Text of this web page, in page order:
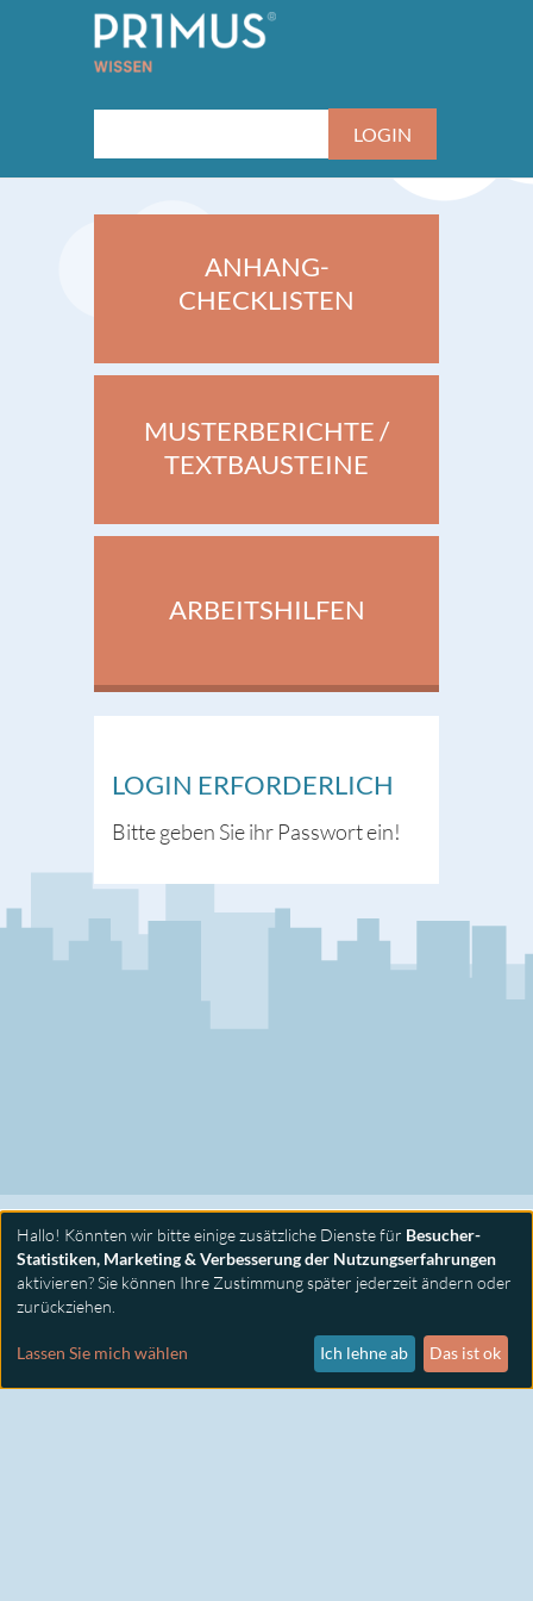
ANHANG-
CHECKLISTEN
MUSTERBERICHTE /
TEXTBAUSTEINE
ARBEITSHILFEN
LOGIN ERFORDERLICH
Bitte geben Sie ihr Passwort ein!
KONTAKT
Hallo! Könnten wir bitte einige zusätzliche Dienste für Besucher-
Statistiken, Marketing & Verbesserung der Nutzungserfahrungen
aktivieren? Sie können Ihre Zustimmung später jederzeit ändern oder
zurückziehen.
Lassen Sie mich wählen Ich lehne ab Das ist ok